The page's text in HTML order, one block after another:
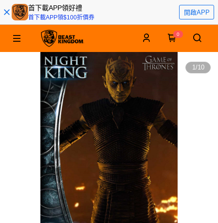
首下載APP領好禮
首下載APP領$100折價券
開啟APP
0
1/10